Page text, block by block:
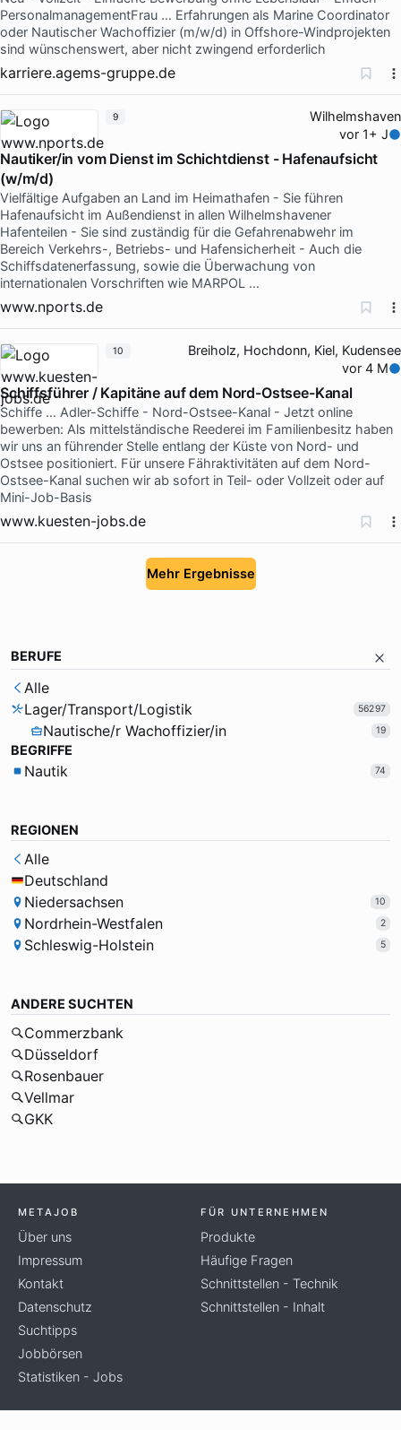
PersonalmanagementFrau … Erfahrungen als Marine Coordinator
oder Nautischer Wachoffizier (m/w/d) in Offshore-Windprojekten
sind wünschenswert, aber nicht zwingend erforderlich
karriere.agems-gruppe.de
Wilhelmshaven
vor 1+ J
Nautiker/in vom Dienst im Schichtdienst - Hafenaufsicht
(w/m/d)
Vielfältige Aufgaben an Land im Heimathafen - Sie führen
Hafenaufsicht im Außendienst in allen Wilhelmshavener
Hafenteilen - Sie sind zuständig für die Gefahrenabwehr im
Bereich Verkehrs-, Betriebs- und Hafensicherheit - Auch die
Schiffsdatenerfassung, sowie die Überwachung von
internationalen Vorschriften wie MARPOL …
www.nports.de
9
Breiholz, Hochdonn, Kiel, Kudensee
vor 4 M
Schiffsführer / Kapitäne auf dem Nord-Ostsee-Kanal
Schiffe … Adler-Schiffe - Nord-Ostsee-Kanal - Jetzt online
bewerben: Als mittelständische Reederei im Familienbesitz haben
wir uns an führender Stelle entlang der Küste von Nord- und
Ostsee positioniert. Für unsere Fähraktivitäten auf dem Nord-
Ostsee-Kanal suchen wir ab sofort in Teil- oder Vollzeit oder auf
Mini-Job-Basis
www.kuesten-jobs.de
10
Mehr Ergebnisse
BERUFE
Alle
Lager/Transport/Logistik
56297
Nautische/r Wachoffizier/in 19
BEGRIFFE
Nautik 74
REGIONEN
Alle
Deutschland
Niedersachsen
10
Nordrhein-Westfalen 2
Schleswig-Holstein 5
ANDERE SUCHTEN
Commerzbank
Düsseldorf
Rosenbauer
Vellmar
GKK
METAJOB
Über uns
Impressum
Kontakt
Datenschutz
Suchtipps
Jobbörsen
Statistiken - Jobs
FÜR UNTERNEHMEN
Produkte
Häufige Fragen
Schnittstellen - Technik
Schnittstellen - Inhalt